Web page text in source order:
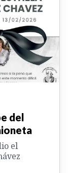
del
el